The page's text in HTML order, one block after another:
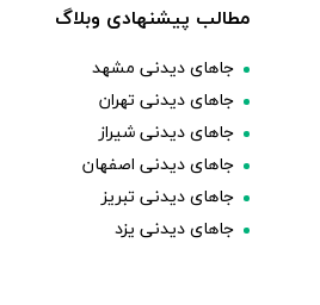
مطالب پیشنهادی وبلاگ
جاهای دیدنی مشهد
جاهای دیدنی تهران
جاهای دیدنی شیراز
جاهای دیدنی اصفهان
جاهای دیدنی تبریز
جاهای دیدنی یزد